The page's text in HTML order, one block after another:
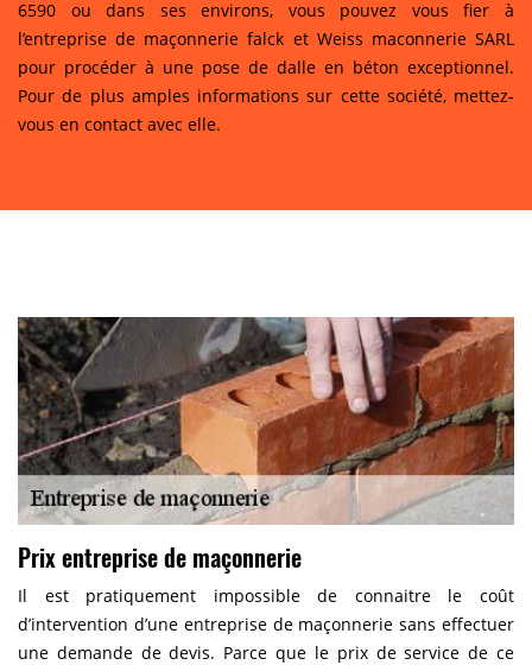
6590 ou dans ses environs, vous pouvez vous fier à
l’entreprise de maçonnerie falck et Weiss maconnerie SARL
pour procéder à une pose de dalle en béton exceptionnel.
Pour de plus amples informations sur cette société, mettez-
vous en contact avec elle.
Prix entreprise de maçonnerie
Il est pratiquement impossible de connaitre le coût
d’intervention d’une entreprise de maçonnerie sans effectuer
une demande de devis. Parce que le prix de service de ce